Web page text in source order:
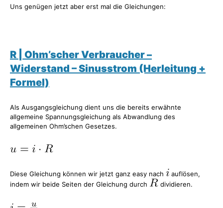
Uns genügen jetzt aber erst mal die Gleichungen:
R | Ohm’scher Verbraucher –
Widerstand – Sinusstrom (Herleitung +
Formel)
Als Ausgangsgleichung dient uns die bereits erwähnte
allgemeine Spannungsgleichung als Abwandlung des
allgemeinen Ohm’schen Gesetzes.
Diese Gleichung können wir jetzt ganz easy nach
auflösen,
indem wir beide Seiten der Gleichung durch
dividieren.